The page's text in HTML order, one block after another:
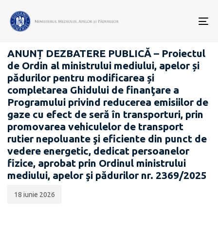
DEZBATERI PUBLICE
ANUNȚ DEZBATERE PUBLICĂ – Proiectul
de Ordin al ministrului mediului, apelor și
pădurilor pentru modificarea și
completarea Ghidului de finanţare a
Programului privind reducerea emisiilor de
gaze cu efect de seră în transporturi, prin
promovarea vehiculelor de transport
rutier nepoluante şi eficiente din punct de
vedere energetic, dedicat persoanelor
fizice, aprobat prin Ordinul ministrului
mediului, apelor şi pădurilor nr. 2369/2025
publicării:
18 iunie 2026